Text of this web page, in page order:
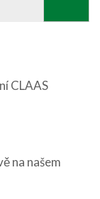
CLAAS
na našem